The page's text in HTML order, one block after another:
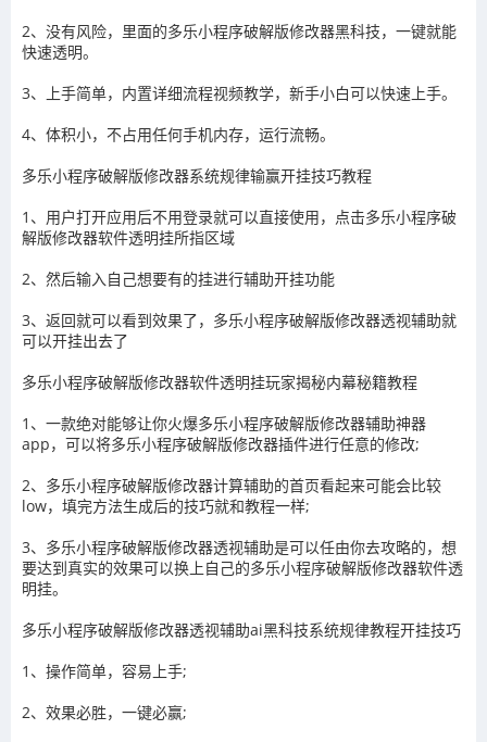
2、没有风险，里面的多乐小程序破解版修改器黑科技，一键就能
快速透明。
3、上手简单，内置详细流程视频教学，新手小白可以快速上手。
4、体积小，不占用任何手机内存，运行流畅。
多乐小程序破解版修改器系统规律输赢开挂技巧教程
1、用户打开应用后不用登录就可以直接使用，点击多乐小程序破
解版修改器软件透明挂所指区域
2、然后输入自己想要有的挂进行辅助开挂功能
3、返回就可以看到效果了， 多乐小程序破解版修改器透视辅助就
可以开挂出去了
多乐小程序破解版修改器软件透明挂玩家揭秘内幕秘籍教程
1、一款绝对能够让你火爆多乐小程序破解版修改器辅助神器
app，可以将多乐小程序破解版修改器插件进行任意的修改;
2、 多乐小程序破解版修改器计算辅助的首页看起来可能会比较
low，填完方法生成后的技巧就和教程一样;
3、 多乐小程序破解版修改器透视辅助是可以任由你去攻略的，想
要达到真实的效果可以换上自己的多乐小程序破解版修改器软件透
明挂。
多乐小程序破解版修改器透视辅助ai黑科技系统规律教程开挂技巧
1、操作简单，容易上手;
2、效果必胜，一键必赢;